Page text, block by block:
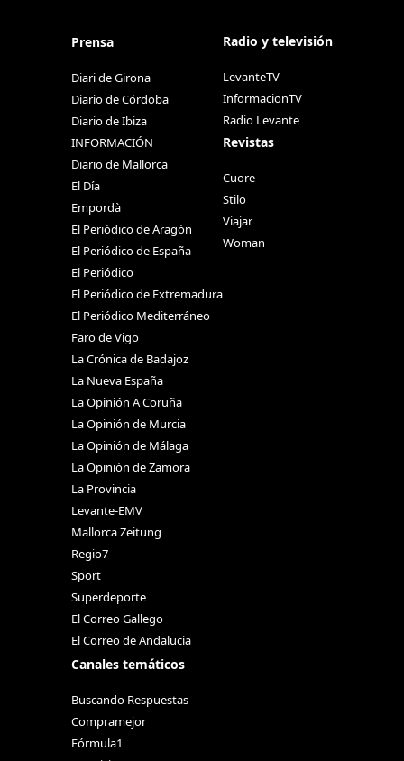
Prensa
Diari de Girona
Diario de Córdoba
Diario de Ibiza
INFORMACIÓN
Diario de Mallorca
El Día
Empordà
El Periódico de Aragón
El Periódico de España
El Periódico
El Periódico de Extremadura
El Periódico Mediterráneo
Faro de Vigo
La Crónica de Badajoz
La Nueva España
La Opinión A Coruña
La Opinión de Murcia
La Opinión de Málaga
La Opinión de Zamora
La Provincia
Levante-EMV
Mallorca Zeitung
Regio7
Sport
Superdeporte
El Correo Gallego
El Correo de Andalucia
Canales temáticos
Buscando Respuestas
Compramejor
Fórmula1
Radio y televisión
LevanteTV
InformacionTV
Radio Levante
Revistas
Cuore
Stilo
Viajar
Woman